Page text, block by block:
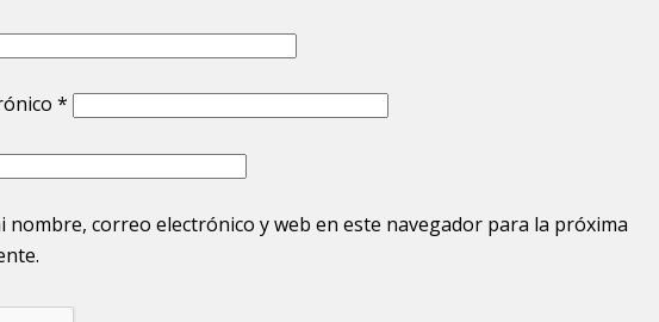
*
nombre, correo electrónico y web en este navegador para la próxima